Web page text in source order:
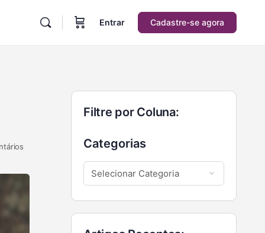
Entrar Cadastre-se agora
Filtre por Coluna:
Categorias